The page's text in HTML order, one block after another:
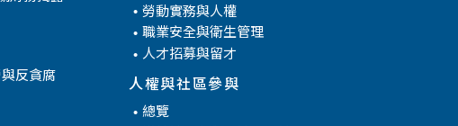
反貪腐
勞動實務與人權
職業安全與衛生管理
人才招募與留才
人權與社區參與
總覽